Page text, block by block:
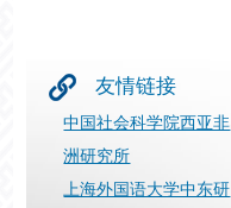
友情链接
中国社会科学院西亚非
洲研究所
上海外国语大学中东研